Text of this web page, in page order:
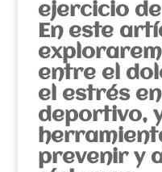
ejercicio
En este
entre el
el estrés
deportivo,
prevenir y